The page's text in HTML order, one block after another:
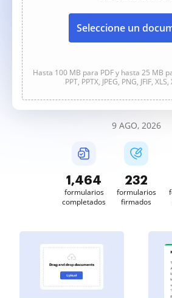
Seleccione un
Hasta 100 MB para PDF y hasta 25 MB
PPT, PPTX, JPEG, PNG, JFIF,
9 AGO, 2026
1,464
formularios
completados
232
formularios
firmados